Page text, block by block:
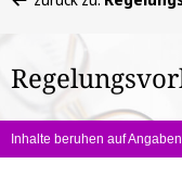
befinden
hier:
Inhalte beruhen auf